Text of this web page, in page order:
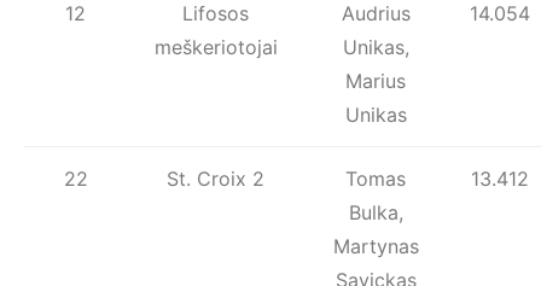
12
Lifosos
meškeriotojai
Audrius
Unikas,
Marius
Unikas
14.054
22 St. Croix 2
Tomas
Bulka,
Martynas
Savickas
13.412